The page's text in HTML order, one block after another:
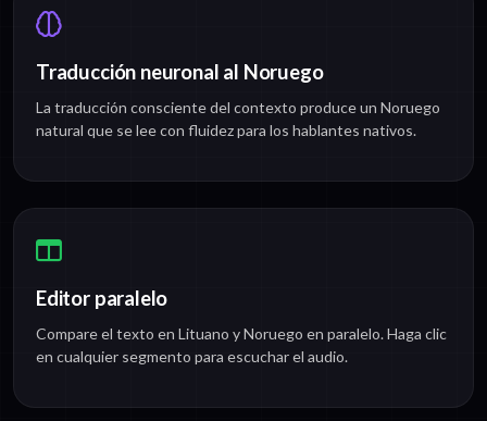
Traducción neuronal al Noruego
La traducción consciente del contexto produce un Noruego
natural que se lee con fluidez para los hablantes nativos.
Editor paralelo
Compare el texto en Lituano y Noruego en paralelo. Haga clic
en cualquier segmento para escuchar el audio.